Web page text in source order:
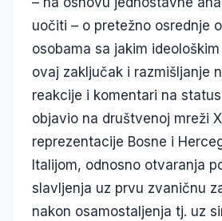
uočiti – o pretežno osrednje
osobama sa jakim
ovaj zaključak i razmišljanje
reakcije i komentari na
objavio na društvenoj mreži
reprezentacije Bosne i
Italijom, odnosno otvaranja
slavljenja uz prvu zvaničnu
nakon osamostaljenja tj. uz